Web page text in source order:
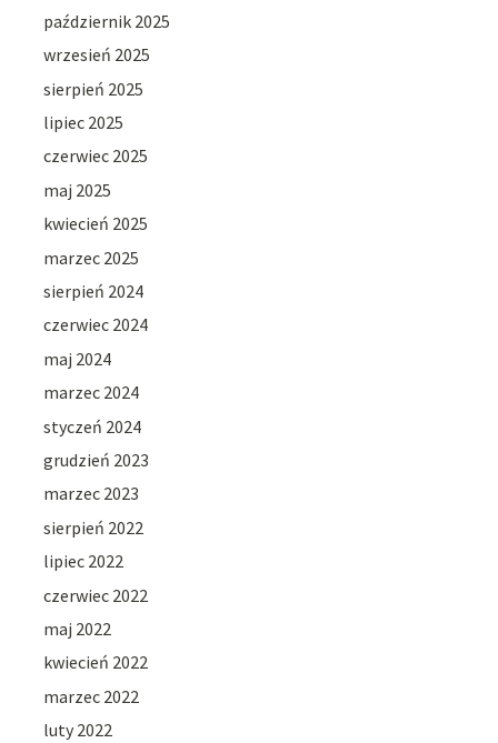
październik 2025
wrzesień 2025
sierpień 2025
lipiec 2025
czerwiec 2025
maj 2025
kwiecień 2025
marzec 2025
sierpień 2024
czerwiec 2024
maj 2024
marzec 2024
styczeń 2024
grudzień 2023
marzec 2023
sierpień 2022
lipiec 2022
czerwiec 2022
maj 2022
kwiecień 2022
marzec 2022
luty 2022